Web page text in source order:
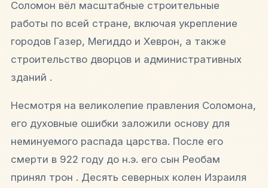
Соломон вёл масштабные строительные
работы по всей стране, включая укрепление
городов Газер, Мегиддо и Хеврон, а также
строительство дворцов и административных
зданий .
Несмотря на великолепие правления Соломона,
его духовные ошибки заложили основу для
неминуемого распада царства. После его
смерти в 922 году до н.э. его сын Реобам
принял трон . Десять северных колен Израиля